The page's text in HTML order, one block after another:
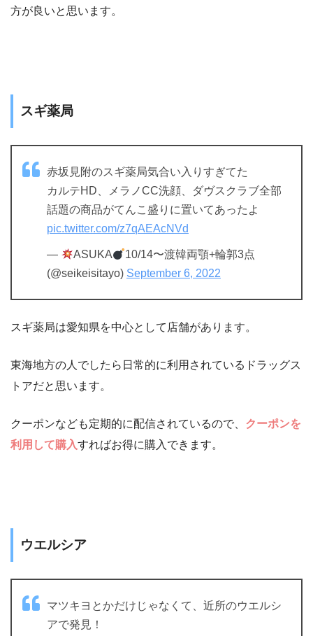
方が良いと思います。
スギ薬局
赤坂見附のスギ薬局気合い入りすぎてた
カルテHD、メラノCC洗顔、ダヴスクラブ全部
話題の商品がてんこ盛りに置いてあったよ
pic.twitter.com/z7qAEAcNVd
— ASUKA
10/14〜渡韓両顎+輪郭3点
(@seikeisitayo) September 6, 2022
スギ薬局は愛知県を中心として店舗があります。
東海地方の人でしたら日常的に利用されているドラッグス
トアだと思います。
クーポンなども定期的に配信されているので、 クーポンを
利用して購入すればお得に購入できます。
ウエルシア
マツキヨとかだけじゃなくて、近所のウエルシ
アで発見！